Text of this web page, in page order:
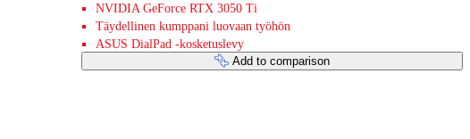
NVIDIA GeForce RTX 3050 Ti
Täydellinen kumppani luovaan työhön
ASUS DialPad -kosketuslevy
Add to comparison